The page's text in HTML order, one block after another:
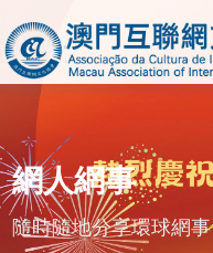
網人網事
隨時隨地分享環球網事